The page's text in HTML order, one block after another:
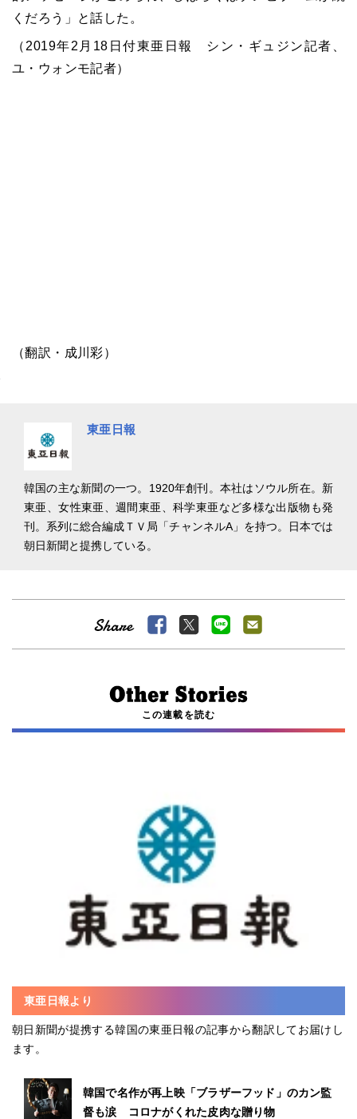
くだろう」と話した。
（2019年2月18日付東亜日報 シン・ギュジン記者、
ユ・ウォンモ記者）
（翻訳・成川彩）
東亜日報
韓国の主な新聞の一つ。1920年創刊。本社はソウル所在。新
東亜、女性東亜、週間東亜、科学東亜など多様な出版物も発
刊。系列に総合編成ＴＶ局「チャンネルA」を持つ。日本では
朝日新聞と提携している。
この連載を読む
東亜日報より
朝日新聞が提携する韓国の東亜日報の記事から翻訳してお届けし
ます。
韓国で名作が再上映「ブラザーフッド」のカン監
督も涙 コロナがくれた皮肉な贈り物